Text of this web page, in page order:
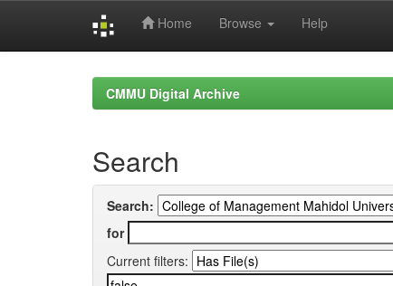
Home Browse Help
CMMU Digital Archive
Search
Search:
for
Current filters: